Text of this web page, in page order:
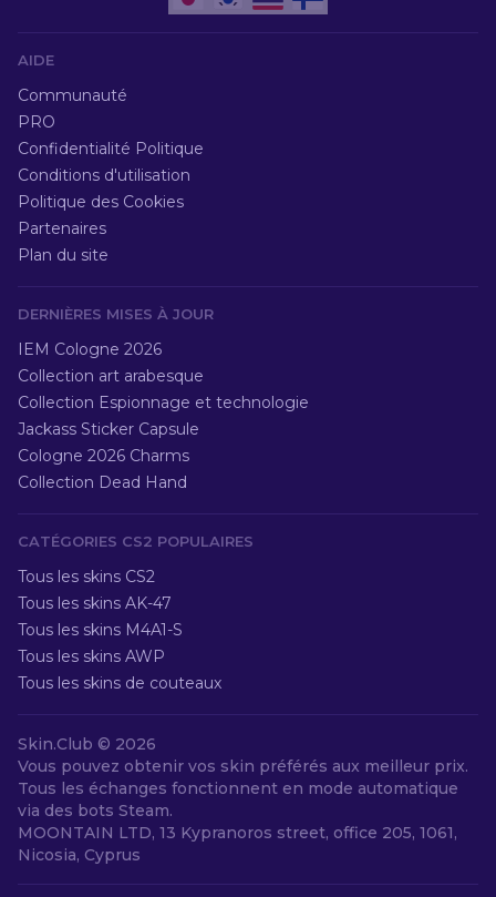
AIDE
Communauté
PRO
Confidentialité Politique
Conditions d'utilisation
Politique des Cookies
Partenaires
Plan du site
DERNIÈRES MISES À JOUR
IEM Cologne 2026
Collection art arabesque
Collection Espionnage et technologie
Jackass Sticker Capsule
Cologne 2026 Charms
Collection Dead Hand
CATÉGORIES CS2 POPULAIRES
Tous les skins CS2
Tous les skins AK-47
Tous les skins M4A1-S
Tous les skins AWP
Tous les skins de couteaux
Skin.Club © 2026
Vous pouvez obtenir vos skin préférés aux meilleur prix.
Tous les échanges fonctionnent en mode automatique
via des bots Steam.
MOONTAIN LTD, 13 Kypranoros street, office 205, 1061,
Nicosia, Cyprus